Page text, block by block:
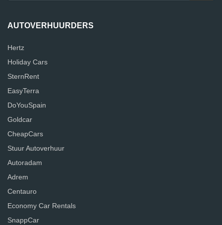
AUTOVERHUURDERS
Hertz
Holiday Cars
SternRent
EasyTerra
DoYouSpain
Goldcar
CheapCars
Stuur Autoverhuur
Autoradam
Adrem
Centauro
Economy Car Rentals
SnappCar